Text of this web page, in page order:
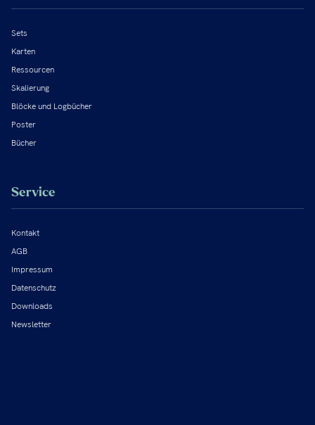
Sets
Karten
Ressourcen
Skalierung
Blöcke und Logbücher
Poster
Bücher
Service
Kontakt
AGB
Impressum
Datenschutz
Downloads
Newsletter